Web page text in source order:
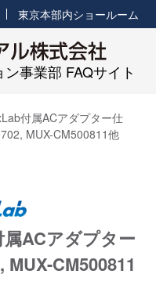
事業部 FAQサイト
東京本部内ショールーム
付属ACアダプター仕
MUX-CM500811他
属ACアダプター
CM500811